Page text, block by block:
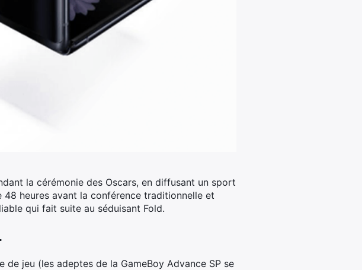
la cérémonie des Oscars, en diffusant un sport
48 heures avant la conférence traditionnelle et
qui fait suite au séduisant Fold.
de jeu (les adeptes de la GameBoy Advance SP se